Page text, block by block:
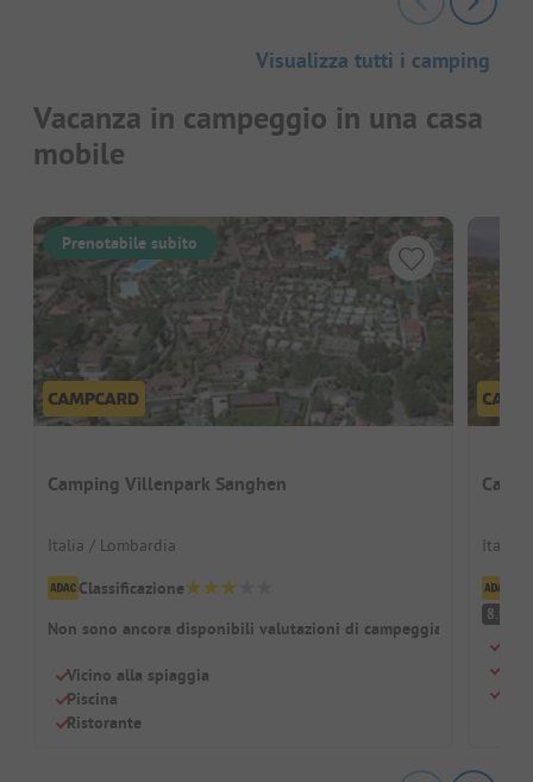
Visualizza tutti i camping
Vacanza in campeggio in una casa
mobile
Prenotabile subito
Camping Villenpark Sanghen
Italia / Lombardia
Classificazione
Non sono ancora disponibili valutazioni di campeggiatori
Vicino alla spiaggia
Piscina
Ristorante
Italia
8.9